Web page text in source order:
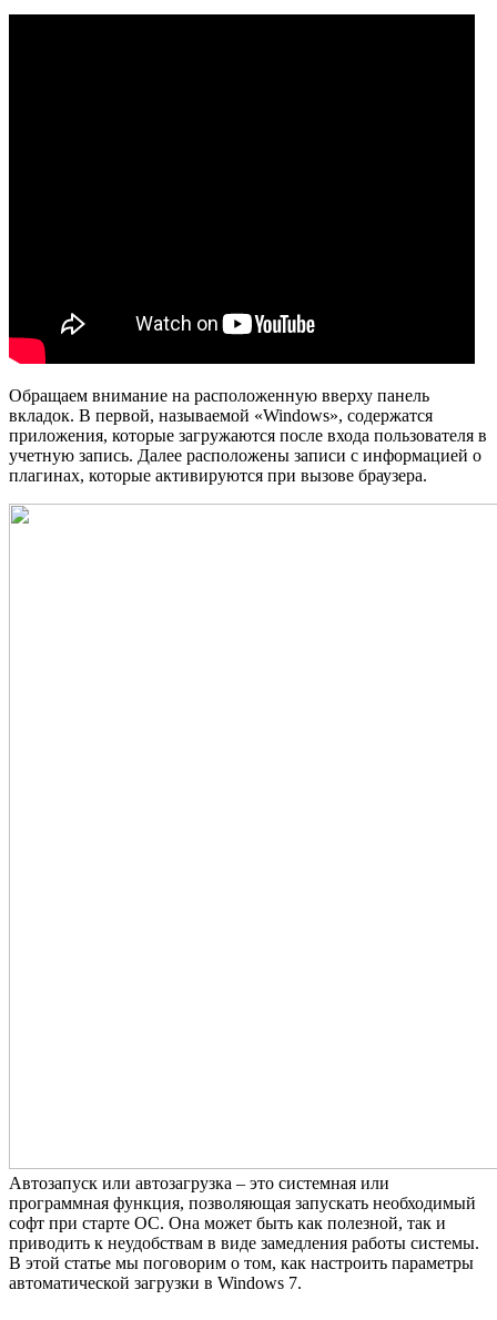
Обращаем внимание на расположенную вверху панель
вкладок. В первой, называемой «Windows», содержатся
приложения, которые загружаются после входа пользователя в
учетную запись. Далее расположены записи с информацией о
плагинах, которые активируются при вызове браузера.
Автозапуск или автозагрузка – это системная или
программная функция, позволяющая запускать необходимый
софт при старте ОС. Она может быть как полезной, так и
приводить к неудобствам в виде замедления работы системы.
В этой статье мы поговорим о том, как настроить параметры
автоматической загрузки в Windows 7.